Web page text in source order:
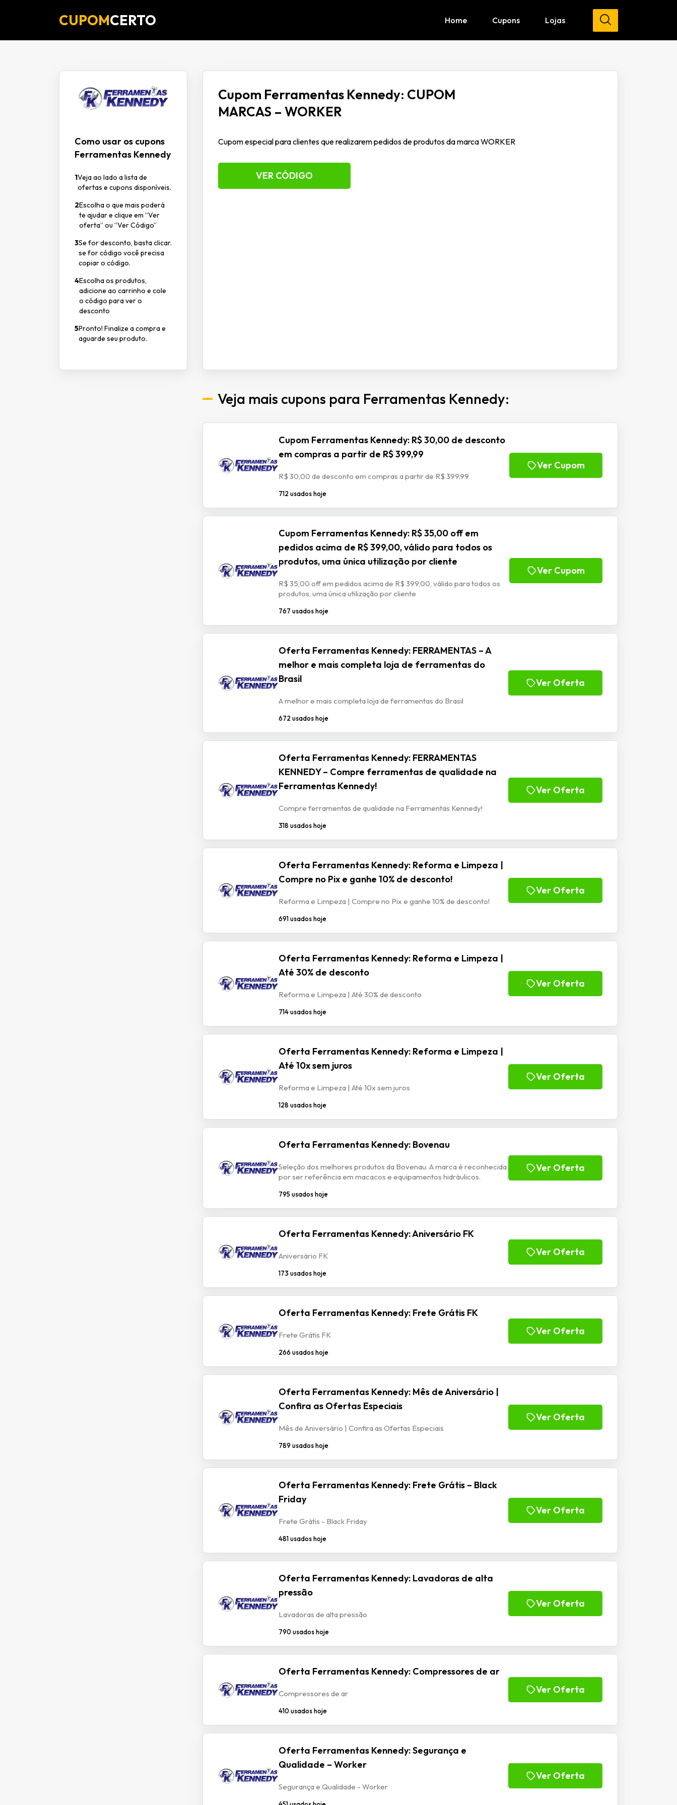
CUPOMCERTO Home Cupons Lojas
Como usar os cupons
Ferramentas Kennedy
1Veja ao lado a lista de
ofertas e cupons disponíveis.
2Escolha o que mais poderá
te ajudar e clique em “Ver
oferta” ou “Ver Código”
3Se for desconto, basta clicar.
se for código você precisa
copiar o código.
4Escolha os produtos,
adicione ao carrinho e cole
o código para ver o
desconto
5Pronto! Finalize a compra e
aguarde seu produto.
Cupom Ferramentas Kennedy: CUPOM
MARCAS – WORKER
Cupom especial para clientes que realizarem pedidos de produtos da marca WORKER
VER CÓDIGO
Veja mais cupons para Ferramentas Kennedy:
Cupom Ferramentas Kennedy: R$ 30,00 de desconto
em compras a partir de R$ 399,99
R$ 30,00 de desconto em compras a partir de R$ 399,99
712 usados hoje
Ver Cupom
Cupom Ferramentas Kennedy: R$ 35,00 off em
pedidos acima de R$ 399,00, válido para todos os
produtos, uma única utilização por cliente
R$ 35,00 off em pedidos acima de R$ 399,00, válido para todos os
produtos, uma única utilização por cliente
767 usados hoje
Ver Cupom
Oferta Ferramentas Kennedy: FERRAMENTAS – A
melhor e mais completa loja de ferramentas do
Brasil
A melhor e mais completa loja de ferramentas do Brasil
672 usados hoje
Ver Oferta
Oferta Ferramentas Kennedy: FERRAMENTAS
KENNEDY – Compre ferramentas de qualidade na
Ferramentas Kennedy!
Compre ferramentas de qualidade na Ferramentas Kennedy!
318 usados hoje
Ver Oferta
Oferta Ferramentas Kennedy: Reforma e Limpeza |
Compre no Pix e ganhe 10% de desconto!
Reforma e Limpeza | Compre no Pix e ganhe 10% de desconto!
691 usados hoje
Ver Oferta
Oferta Ferramentas Kennedy: Reforma e Limpeza |
Até 30% de desconto
Reforma e Limpeza | Até 30% de desconto
714 usados hoje
Ver Oferta
Oferta Ferramentas Kennedy: Reforma e Limpeza |
Até 10x sem juros
Reforma e Limpeza | Até 10x sem juros
128 usados hoje
Ver Oferta
Oferta Ferramentas Kennedy: Bovenau
Seleção dos melhores produtos da Bovenau. A marca é reconhecida
por ser referência em macacos e equipamentos hidráulicos.
795 usados hoje
Ver Oferta
Oferta Ferramentas Kennedy: Aniversário FK
Aniversário FK
173 usados hoje
Ver Oferta
Oferta Ferramentas Kennedy: Frete Grátis FK
Frete Grátis FK
266 usados hoje
Ver Oferta
Oferta Ferramentas Kennedy: Mês de Aniversário |
Confira as Ofertas Especiais
Mês de Aniversário | Confira as Ofertas Especiais
789 usados hoje
Ver Oferta
Oferta Ferramentas Kennedy: Frete Grátis – Black
Friday
Frete Grátis - Black Friday
481 usados hoje
Ver Oferta
Oferta Ferramentas Kennedy: Lavadoras de alta
pressão
Lavadoras de alta pressão
790 usados hoje
Ver Oferta
Oferta Ferramentas Kennedy: Compressores de ar
Compressores de ar
410 usados hoje
Ver Oferta
Oferta Ferramentas Kennedy: Segurança e
Qualidade – Worker
Segurança e Qualidade - Worker
Ver Oferta